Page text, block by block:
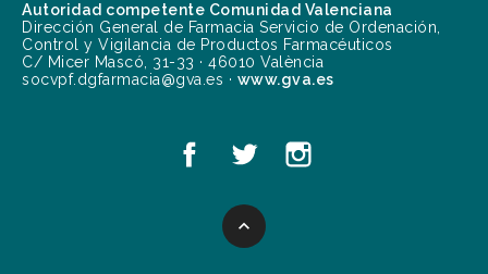
Autoridad competente Comunidad Valenciana
Dirección General de Farmacia Servicio de Ordenación,
Control y Vigilancia de Productos Farmacéuticos
C/ Micer Mascó, 31-33 · 46010 València
socvpf.dgfarmacia@gva.es · www.gva.es
